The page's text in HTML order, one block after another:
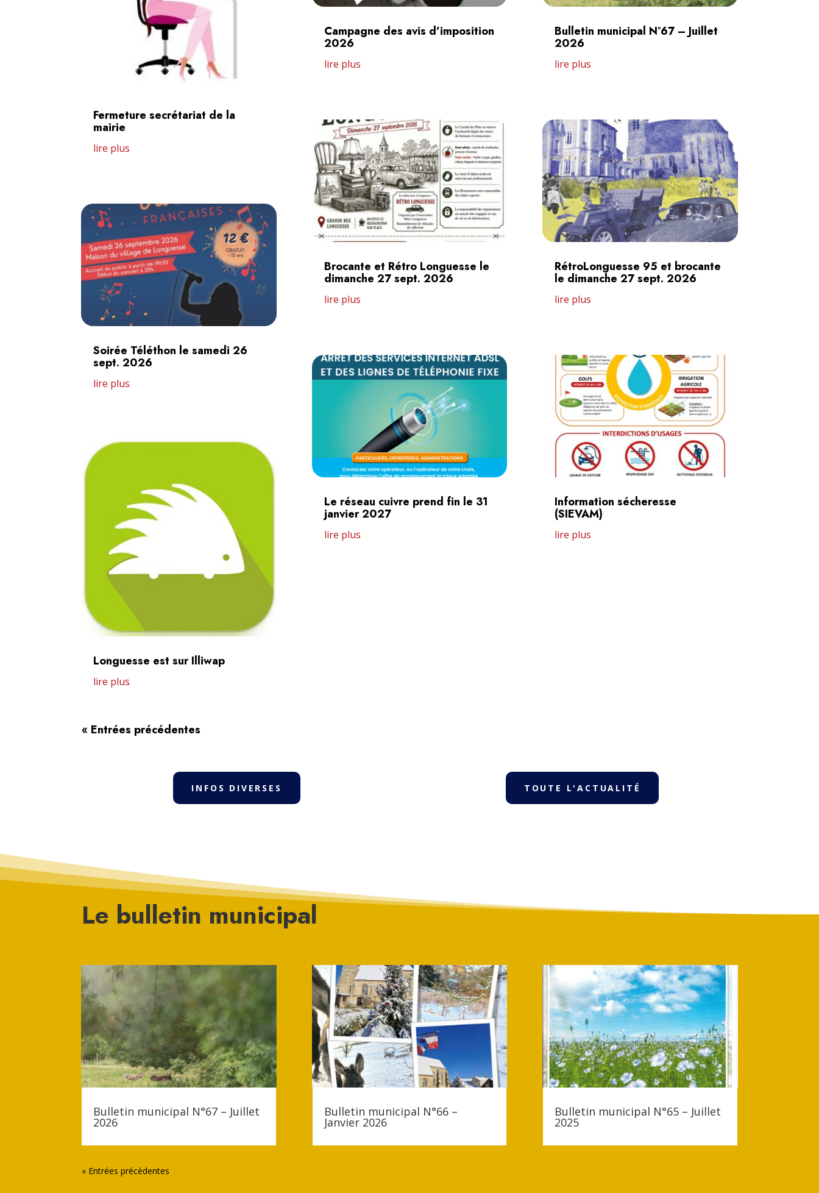
Fermeture secrétariat de la
mairie
lire plus
Soirée Téléthon le samedi 26
sept. 2026
lire plus
Longuesse est sur Illiwap
lire plus
Campagne des avis d’imposition
2026
lire plus
Brocante et Rétro Longuesse le
dimanche 27 sept. 2026
lire plus
Le réseau cuivre prend fin le 31
janvier 2027
lire plus
Bulletin municipal N°67 – Juillet
2026
lire plus
RétroLonguesse 95 et brocante
le dimanche 27 sept. 2026
lire plus
Information sécheresse
(SIEVAM)
lire plus
« Entrées précédentes
INFOS DIVERSES TOUTE L'ACTUALITÉ
Le bulletin municipal
Bulletin municipal N°67 – Juillet
2026
Bulletin municipal N°66 –
Janvier 2026
Bulletin municipal N°65 – Juillet
2025
« Entrées précédentes